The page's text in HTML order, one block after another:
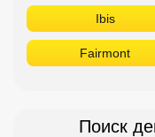
Ibis
Fairmont
Поиск